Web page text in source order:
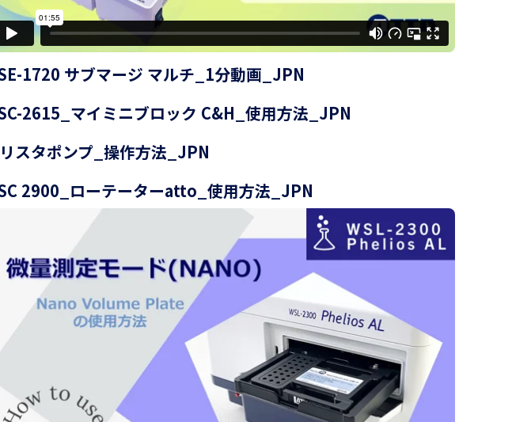
1720 サブマージ マルチ_1分動画_JPN
2615_マイミニブロック C&H_使用方法_JPN
スタポンプ_操作方法_JPN
2900_ローテーターatto_使用方法_JPN